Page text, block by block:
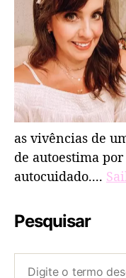
as vivências de
de autoestima
autocuidado....
Pesquisar